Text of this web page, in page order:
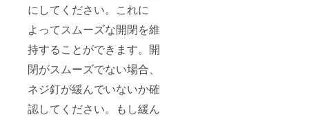
にしてください。これに
よってスムーズな開閉を維
持することができます。開
閉がスムーズでない場合、
ネジ釘が緩んでいないか確
認してください。もし緩ん